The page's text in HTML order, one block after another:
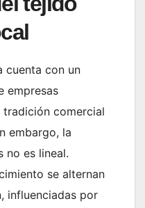
cuenta con un
empresas
tradición comercial
embargo, la
no es lineal.
se alternan
influenciadas por